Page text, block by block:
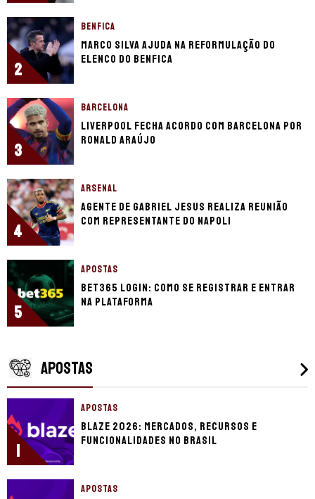
2
BENFICA
Marco Silva ajuda na reformulação do
elenco do Benfica
3
BARCELONA
Liverpool fecha acordo com Barcelona por
Ronald Araújo
4
ARSENAL
Agente de Gabriel Jesus realiza reunião
com representante do Napoli
5
APOSTAS
bet365 login: como se registrar e entrar
na plataforma
APOSTAS
1
APOSTAS
Blaze 2026: mercados, recursos e
funcionalidades no Brasil
APOSTAS